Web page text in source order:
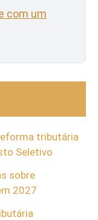
com um
tributária
Seletivo
sobre
2027